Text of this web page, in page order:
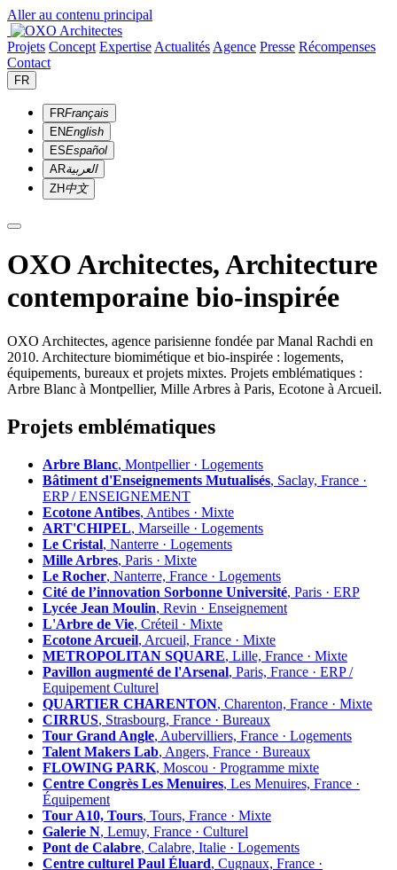
Aller au contenu principal
Projets Concept Expertise Actualités Agence Presse Récompenses
Contact
FR
FRFrançais
ENEnglish
ESEspañol
ARالعربية
ZH中文
OXO Architectes, Architecture
contemporaine bio-inspirée
OXO Architectes, agence parisienne fondée par Manal Rachdi en
2010. Architecture biomimétique et bio-inspirée : logements,
équipements, bureaux et projets mixtes. Projets emblématiques :
Arbre Blanc à Montpellier, Mille Arbres à Paris, Ecotone à Arcueil.
Projets emblématiques
Arbre Blanc, Montpellier · Logements
Bâtiment d'Enseignements Mutualisés, Saclay, France ·
ERP / ENSEIGNEMENT
Ecotone Antibes, Antibes · Mixte
ART'CHIPEL, Marseille · Logements
Le Cristal, Nanterre · Logements
Mille Arbres, Paris · Mixte
Le Rocher, Nanterre, France · Logements
Cité de l’innovation Sorbonne Université, Paris · ERP
Lycée Jean Moulin, Revin · Enseignement
L'Arbre de Vie, Créteil · Mixte
Ecotone Arcueil, Arcueil, France · Mixte
METROPOLITAN SQUARE, Lille, France · Mixte
Pavillon augmenté de l'Arsenal, Paris, France · ERP /
Equipement Culturel
QUARTIER CHARENTON, Charenton, France · Mixte
CIRRUS, Strasbourg, France · Bureaux
Tour Grand Angle, Aubervilliers, France · Logements
Talent Makers Lab, Angers, France · Bureaux
FLOWING PARK, Moscou · Programme mixte
Centre Congrès Les Menuires, Les Menuires, France ·
Équipement
Tour A10, Tours, Tours, France · Mixte
Galerie N, Lemuy, France · Culturel
Pont de Calabre, Calabre, Italie · Logements
Centre culturel Paul Éluard, Cugnaux, France ·